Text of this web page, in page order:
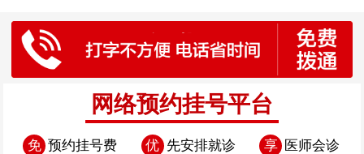
网络预约挂号平台
免 预约挂号费 优 先安排就诊 享 医师会诊